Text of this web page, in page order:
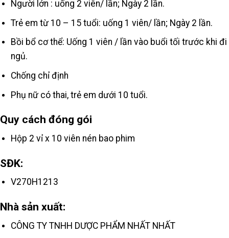
Người lớn : uống 2 viên/ lần; Ngày 2 lần.
Trẻ em từ 10 – 15 tuổi: uống 1 viên/ lần; Ngày 2 lần.
Bồi bổ cơ thể: Uống 1 viên / lần vào buổi tối trước khi đi
ngủ.
Chống chỉ định
Phụ nữ có thai, trẻ em dưới 10 tuổi.
Quy cách đóng gói
Hộp 2 vỉ x 10 viên nén bao phim
SĐK:
V270H1213
Nhà sản xuất:
CÔNG TY TNHH DƯỢC PHẨM NHẤT NHẤT